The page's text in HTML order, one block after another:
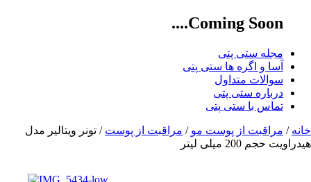
Coming Soon....
مجله ستی پتی
آسا و اگره ها ستی پتی
سوالات متداول
درباره ستی پتی
تماس با ستی پتی
خانه / مراقبت از پوست مو / مراقبت از پوست / تونر ویتالیر مدل
هیدراویت حجم 200 میلی لیتر